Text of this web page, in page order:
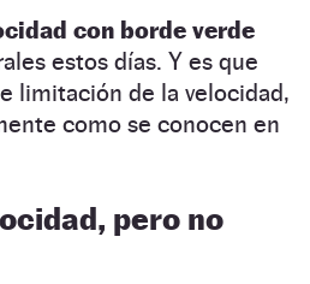
con borde verde
estos días. Y es que
limitación de la velocidad,
como se conocen en
pero no